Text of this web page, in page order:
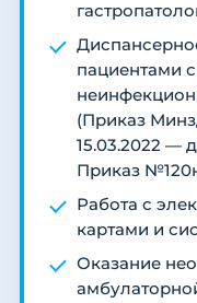
пациентами
(Приказ
15.03.2022 —
Приказ
Работа с
картами и
Оказание